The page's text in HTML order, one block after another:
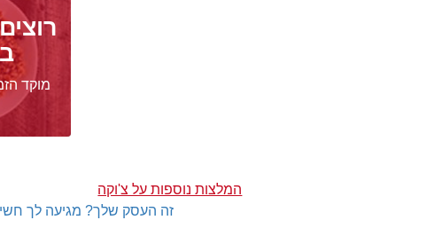
המלצות נוספות על צ'וקה
מוקד
זה העסק שלך? מגיעה לך